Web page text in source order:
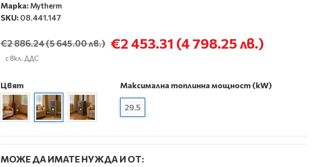
Марка: Mytherm
SKU: 08.441.147
€2 453.31 (4 798.25 лв.)
€2 886.24(5 645.00 лв.)
с вкл. ДДС
Цвят Максимална топлинна мощност (kW)
29.5
МОЖЕ ДА ИМАТЕ НУЖДА И ОТ: